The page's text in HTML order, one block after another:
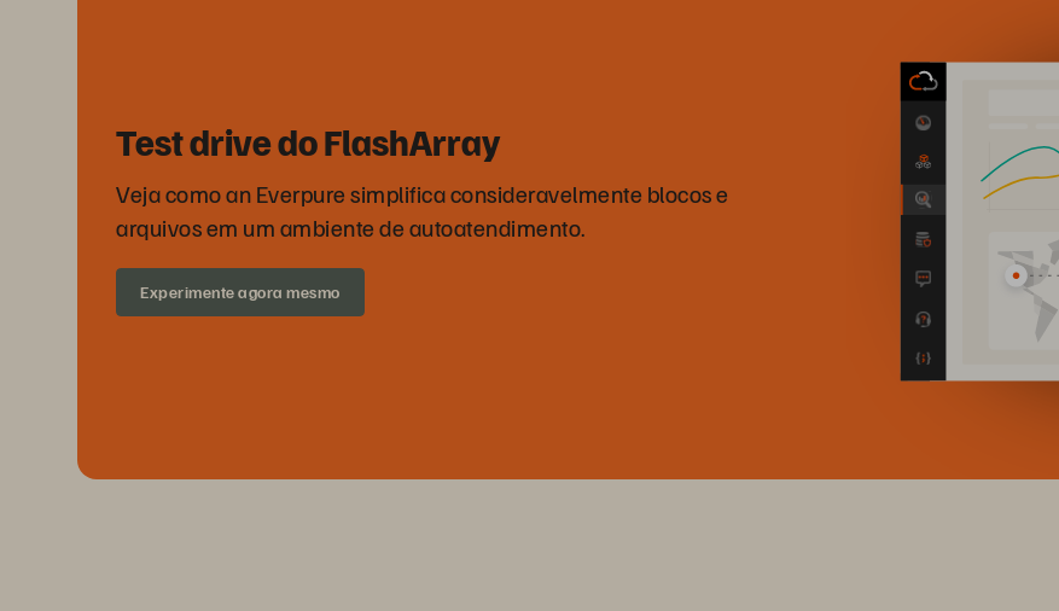
Test drive do FlashArray
Veja como an Everpure simplifica consideravelmente blocos e
arquivos em um ambiente de autoatendimento.
Experimente agora mesmo